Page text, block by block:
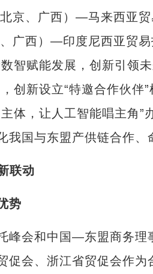
京、广西）—马来西亚贸
广西）—印度尼西亚贸易
数智赋能发展，创新引
创新设立“特邀合作伙伴
体，让人工智能唱主角”
我国与东盟产供链合作、
联动
势
会和中国—东盟商务理
促会、浙江省贸促会作